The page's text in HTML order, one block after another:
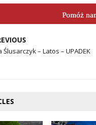
Pomóż
Ślusarczyk – Latos – UPADEK